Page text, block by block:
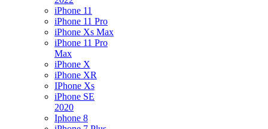
iPhone 11
iPhone 11 Pro
iPhone Xs Max
iPhone 11 Pro
Max
iPhone X
iPhone XR
IPhone Xs
iPhone SE
2020
Iphone 8